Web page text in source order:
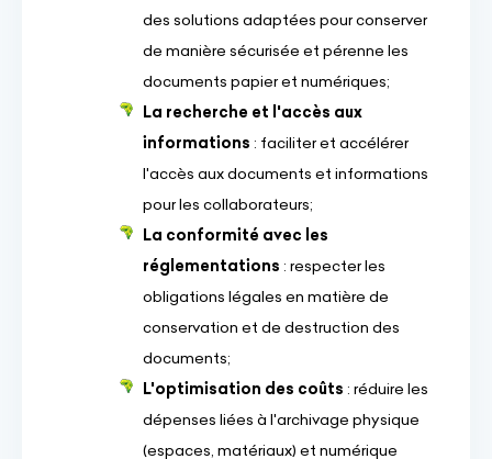
des solutions adaptées pour conserver
de manière sécurisée et pérenne les
documents papier et numériques;
La recherche et l'accès aux
informations : faciliter et accélérer
l'accès aux documents et informations
pour les collaborateurs;
La conformité avec les
réglementations : respecter les
obligations légales en matière de
conservation et de destruction des
documents;
L'optimisation des coûts : réduire les
dépenses liées à l'archivage physique
(espaces, matériaux) et numérique